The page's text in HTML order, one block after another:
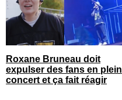
Roxane Bruneau doit
expulser des fans en plein
concert et ça fait réagir